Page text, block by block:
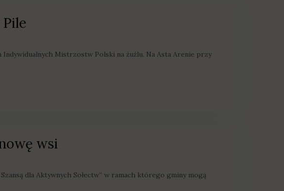
Mistrzostw Polski na żużlu. Na Asta Arenie przy
wsi
Szansą dla Aktywnych Sołectw” w ramach którego gminy mogą